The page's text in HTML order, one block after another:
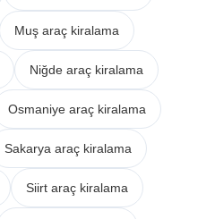
Muş araç kiralama
Niğde araç kiralama
Osmaniye araç kiralama
Sakarya araç kiralama
Siirt araç kiralama